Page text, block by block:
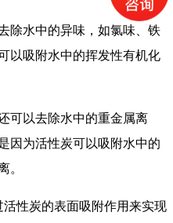
除水中的异味，如氯味、铁
以吸附水中的挥发性有机化
可以去除水中的重金属离
因为活性炭可以吸附水中的
。
性炭的表面吸附作用来实现